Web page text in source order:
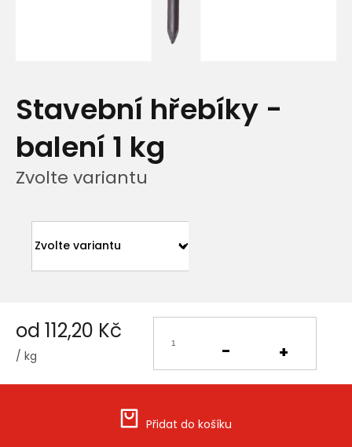
Stavební hřebíky -
balení 1 kg
Zvolte variantu
od 112,20 Kč
/ kg
cena:
Přidat do košíku